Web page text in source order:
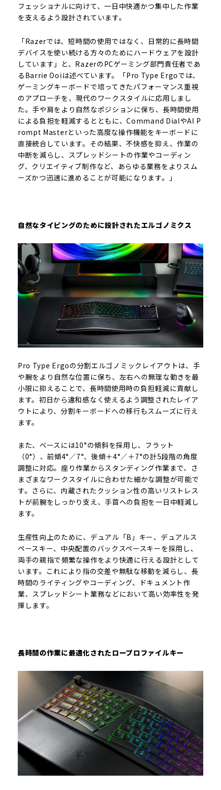
フェッショナルに向けて、一日中快適かつ集中した作業
を支えるよう設計されています。
「Razerでは、短時間の使用ではなく、日常的に長時間
デバイスを使い続ける方々のためにハードウェアを設計
しています」と、RazerのPCゲーミング部門責任者であ
るBarrie Ooiは述べています。「Pro Type Ergoでは、
ゲーミングキーボードで培ってきたパフォーマンス重視
のアプローチを、現代のワークスタイルに応用しまし
た。手や肩をより自然なポジションに保ち、長時間使用
による負担を軽減するとともに、Command DialやAI P
rompt Masterといった高度な操作機能をキーボードに
直接統合しています。その結果、不快感を抑え、作業の
中断を減らし、スプレッドシートの作業やコーディン
グ、クリエイティブ制作など、あらゆる業務をよりスム
ーズかつ迅速に進めることが可能になります。」
自然なタイピングのために設計されたエルゴノミクス
Pro Type Ergoの分割エルゴノミックレイアウトは、手
や腕をより自然な位置に保ち、左右への無理な動きを最
小限に抑えることで、長時間使用時の負担軽減に貢献し
ます。初日から違和感なく使えるよう調整されたレイア
ウトにより、分割キーボードへの移行もスムーズに行え
ます。
また、ベースには10°の傾斜を採用し、フラット
（0°）、前傾4°／7°、後傾＋4°／＋7°の計5段階の角度
調整に対応。座り作業からスタンディング作業まで、さ
まざまなワークスタイルに合わせた細かな調整が可能で
す。さらに、内蔵されたクッション性の高いリストレス
トが前腕をしっかり支え、手首への負担を一日中軽減し
ます。
生産性向上のために、デュアル「B」キー、デュアルス
ペースキー、中央配置のバックスペースキーを採用し、
両手の親指で頻繁な操作をより快適に行える設計として
います。これにより指の交差や無駄な移動を減らし、長
時間のライティングやコーディング、ドキュメント作
業、スプレッドシート業務などにおいて高い効率性を発
揮します。
長時間の作業に最適化されたロープロファイルキー